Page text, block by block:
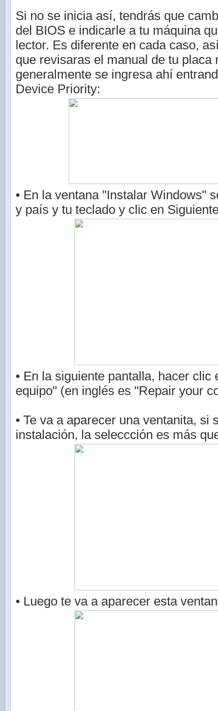
Si no se inicia así, tendrás que
del BIOS e indicarle a tu máquina
lector. Es diferente en cada caso,
que revisaras el manual de tu placa
generalmente se ingresa ahí
Device Priority:
• En la ventana "Instalar Windows"
y país y tu teclado y clic en
• En la siguiente pantalla, hacer clic
equipo" (en inglés es "Repair your
• Te va a aparecer una ventanita, si
instalación, la seleccción es más
• Luego te va a aparecer esta